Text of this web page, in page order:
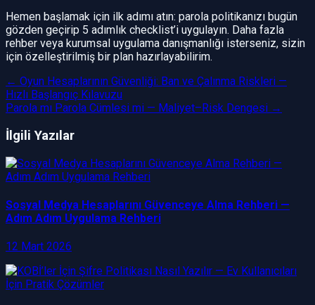
Hemen başlamak için ilk adımı atın: parola politikanızı bugün
gözden geçirip 5 adımlık checklist’i uygulayın. Daha fazla
rehber veya kurumsal uygulama danışmanlığı isterseniz, sizin
için özelleştirilmiş bir plan hazırlayabilirim.
← Oyun Hesaplarının Güvenliği: Ban ve Çalınma Riskleri —
Hızlı Başlangıç Kılavuzu
Parola mı Parola Cümlesi mi — Maliyet–Risk Dengesi →
İlgili Yazılar
Sosyal Medya Hesaplarını Güvenceye Alma Rehberi —
Adım Adım Uygulama Rehberi
12 Mart 2026